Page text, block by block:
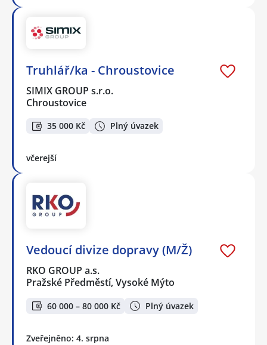
Truhlář/ka - Chroustovice
SIMIX GROUP s.r.o.
Chroustovice
35 000 Kč Plný úvazek
včerejší
Vedoucí divize dopravy (M/Ž)
RKO GROUP a.s.
Pražské Předměstí, Vysoké Mýto
60 000 – 80 000 Kč Plný úvazek
Zveřejněno: 4. srpna